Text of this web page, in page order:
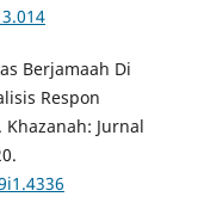
Berjamaah Di
Respon
Jurnal